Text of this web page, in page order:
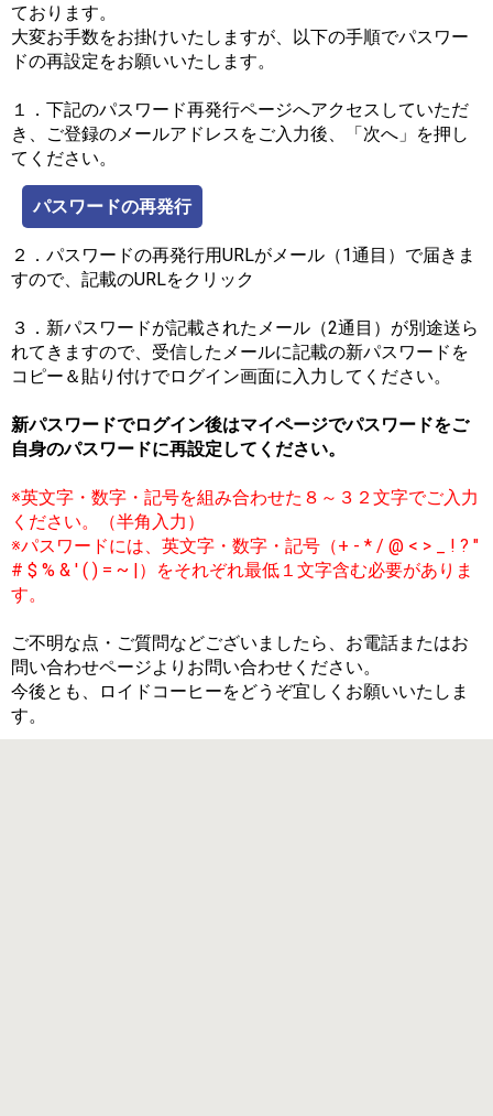
ております。
大変お手数をお掛けいたしますが、以下の手順でパスワー
ドの再設定をお願いいたします。
１．下記のパスワード再発行ページへアクセスしていただ
き、ご登録のメールアドレスをご入力後、「次へ」を押し
てください。
パスワードの再発行
２．パスワードの再発行用URLがメール（1通目）で届きま
すので、記載のURLをクリック
３．新パスワードが記載されたメール（2通目）が別途送ら
れてきますので、受信したメールに記載の新パスワードを
コピー＆貼り付けでログイン画面に入力してください。
新パスワードでログイン後はマイページでパスワードをご
自身のパスワードに再設定してください。
※英文字・数字・記号を組み合わせた８～３２文字でご入力
ください。（半角入力）
※パスワードには、英文字・数字・記号（+ - * / @ < > _ ! ? "
# $ % & ' ( ) = ~ |）をそれぞれ最低１文字含む必要がありま
す。
ご不明な点・ご質問などございましたら、お電話またはお
問い合わせページよりお問い合わせください。
今後とも、ロイドコーヒーをどうぞ宜しくお願いいたしま
す。